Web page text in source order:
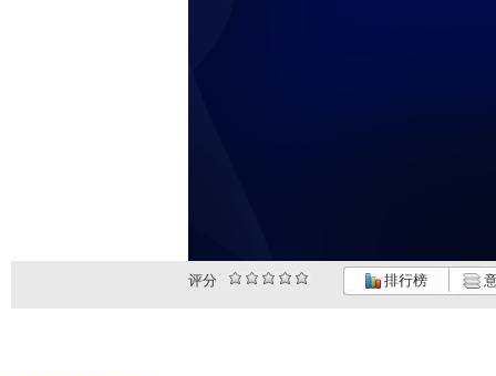
评分 排行榜